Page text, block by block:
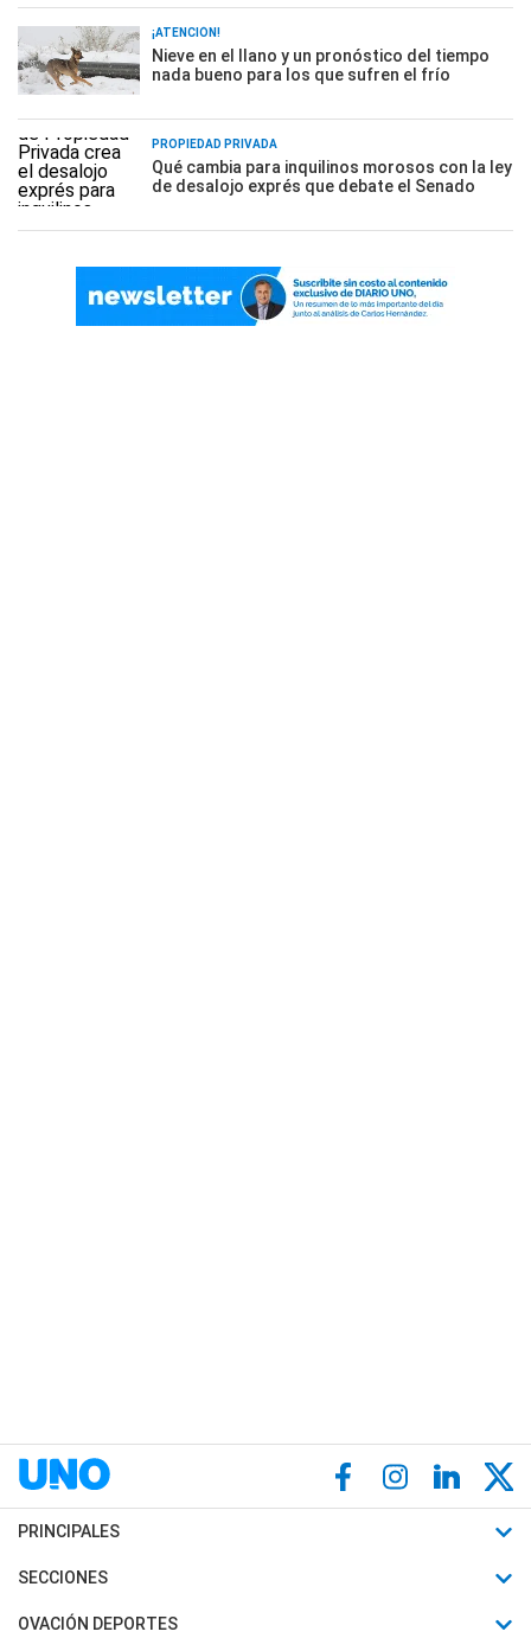
¡ATENCIÓN!
Nieve en el llano y un pronóstico del tiempo
nada bueno para los que sufren el frío
PROPIEDAD PRIVADA
Qué cambia para inquilinos morosos con la ley
de desalojo exprés que debate el Senado
PRINCIPALES
Últimas Noticias
Política
SECCIONES
Horóscopo
OVACIÓN DEPORTES